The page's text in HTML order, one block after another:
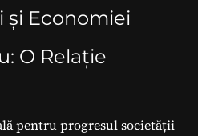
și Economiei
O Relație
pentru progresul societății